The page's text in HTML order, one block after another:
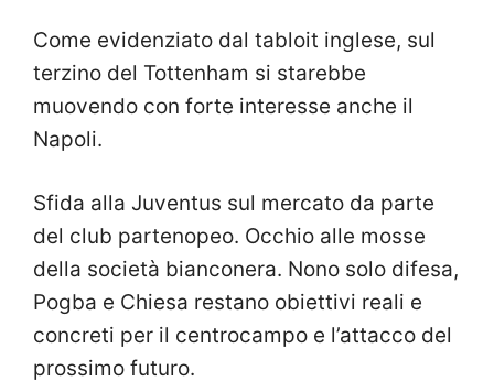
Come evidenziato dal tabloit inglese, sul
terzino del Tottenham si starebbe
muovendo con forte interesse anche il
Napoli.
Sfida alla Juventus sul mercato da parte
del club partenopeo. Occhio alle mosse
della società bianconera. Nono solo difesa,
Pogba e Chiesa restano obiettivi reali e
concreti per il centrocampo e l’attacco del
prossimo futuro.